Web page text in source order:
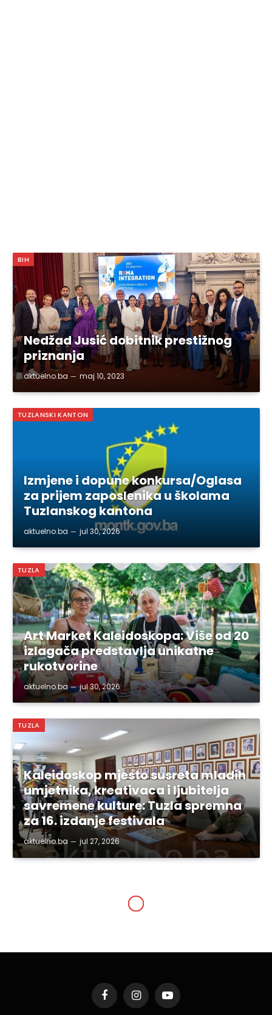
BIH
Nedžad Jusić dobitnik prestižnog
priznanja
aktuelno.ba maj 10, 2023
TUZLANSKI KANTON
Izmjene i dopune konkursa/Oglasa
za prijem zaposlenika u školama
Tuzlanskog kantona
aktuelno.ba jul 30, 2026
TUZLA
Art Market Kaleidoskopa: Više od 20
izlagača predstavlja unikatne
rukotvorine
aktuelno.ba jul 30, 2026
TUZLA
Kaleidoskop mjesto susreta mladih
umjetnika, kreativaca i ljubitelja
savremene kulture: Tuzla spremna
za 16. izdanje festivala
aktuelno.ba jul 27, 2026
Stipendije za 759
studenata i 950 učenika